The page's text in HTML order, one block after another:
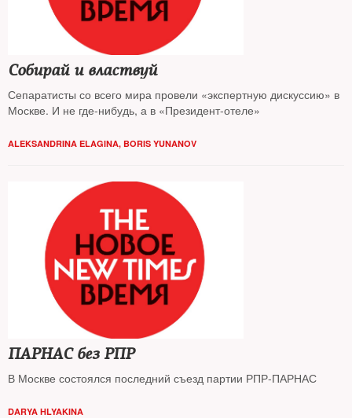
Собирай и властвуй
Сепаратисты со всего мира провели «экспертную дискуссию» в
Москве. И не где-нибудь, а в «Президент-отеле»
ALEKSANDRINA ELAGINA, BORIS YUNANOV
ПАРНАС без РПР
В Москве состоялся последний съезд партии РПР-ПАРНАС
DARYA HLYAKINA